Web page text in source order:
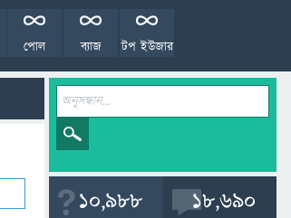
টপ ইউজার
ব্যাজ
পোল
10,988 18,690